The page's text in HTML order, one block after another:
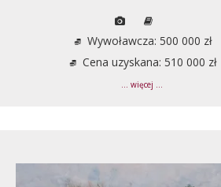
Wywoławcza: 500 000 zł
Cena uzyskana: 510 000 zł
... więcej ...